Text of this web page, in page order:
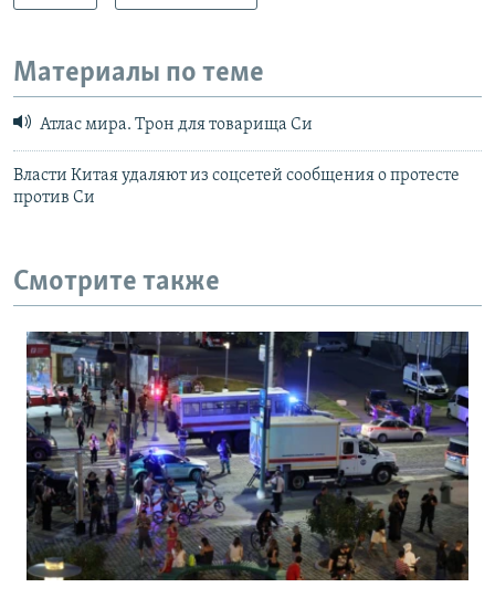
Материалы по теме
Атлас мира. Трон для товарища Си
Власти Китая удаляют из соцсетей сообщения о протесте
против Си
Смотрите также